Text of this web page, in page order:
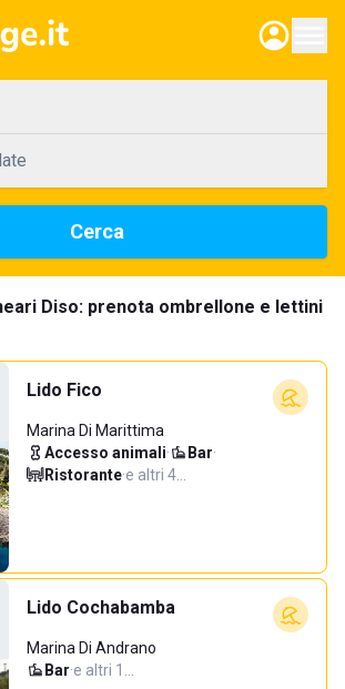
Cerca
Diso: prenota ombrellone e lettini
Lido Fico
Marina Di Marittima
Accesso animali· Bar·
Ristorante·e altri 4…
Lido Cochabamba
Marina Di Andrano
Bar·e altri 1…